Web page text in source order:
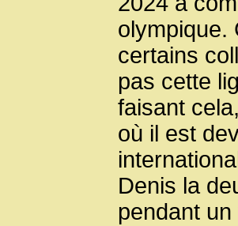
olympique.
certains
pas cette
faisant
où il est
Denis la
pendant